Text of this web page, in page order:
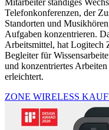
Mitarbeiter ständiges
Telefonkonferenzen, der
Standorten und
Aufgaben konzentrieren.
Arbeitsmittel, hat Logitech
Begleiter für
und konzentriertes
erleichtert.
ZONE WIRELESS